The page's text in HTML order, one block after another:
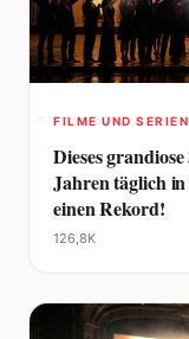
FILME UND SERIEN
Dieses
Jahren täglich
einen Rekord!
126,8K